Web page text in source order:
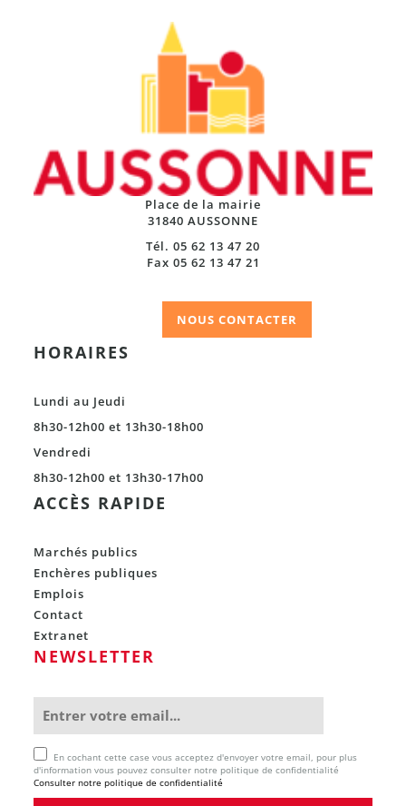
Place de la mairie
31840 AUSSONNE
Tél. 05 62 13 47 20
Fax 05 62 13 47 21
NOUS CONTACTER
HORAIRES
Lundi au Jeudi
8h30-12h00 et 13h30-18h00
Vendredi
8h30-12h00 et 13h30-17h00
ACCÈS RAPIDE
Marchés publics
Enchères publiques
Emplois
Contact
Extranet
NEWSLETTER
En cochant cette case vous acceptez d'envoyer votre email, pour plus
d'information vous pouvez consulter notre politique de confidentialité
Consulter notre politique de confidentialité